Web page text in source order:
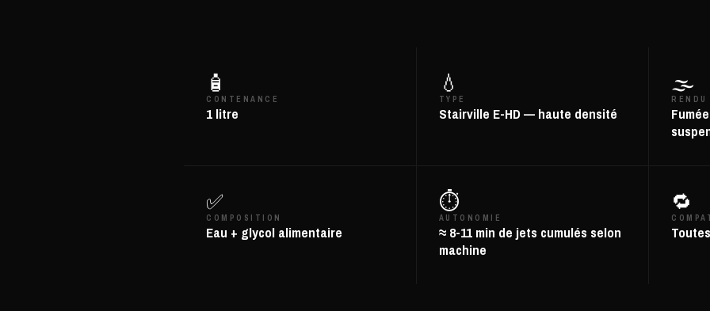
🧴
CONTENANCE
1 litre
💧
TYPE
Stairville E-HD — haute densité
🌫️
RENDU
✅
COMPOSITION
Eau + glycol alimentaire
⏱️
AUTONOMIE
≈ 8-11 min de jets cumulés selon
machine
🔁